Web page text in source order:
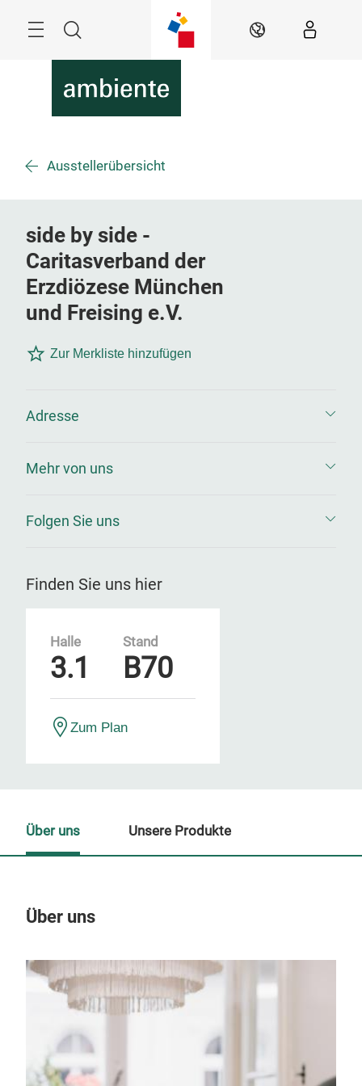
Suche DE
Ausstellerübersicht
side by side -
Caritasverband der
Erzdiözese München
und Freising e.V.
Zur Merkliste hinzufügen
Adresse
Mehr von uns
Folgen Sie uns
Finden Sie uns hier
Halle
3.1
Stand
B70
Zum Plan
Über uns
Über uns Unsere Produkte